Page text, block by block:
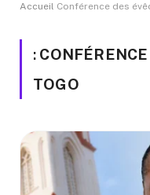
Accueil Conférence des
:
TOGO